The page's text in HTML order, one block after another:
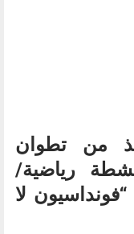
من تطوان
رياضية/
لا